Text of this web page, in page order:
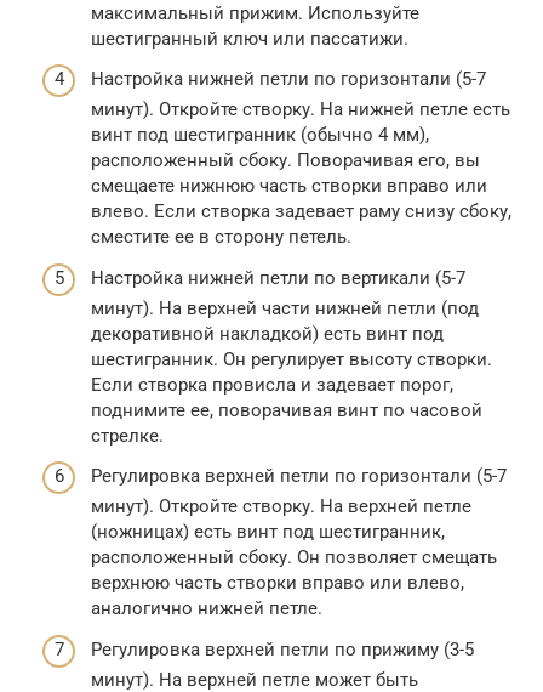
максимальный прижим. Используйте
шестигранный ключ или пассатижи.
Настройка нижней петли по горизонтали (5-7
минут). Откройте створку. На нижней петле есть
винт под шестигранник (обычно 4 мм),
расположенный сбоку. Поворачивая его, вы
смещаете нижнюю часть створки вправо или
влево. Если створка задевает раму снизу сбоку,
сместите ее в сторону петель.
Настройка нижней петли по вертикали (5-7
минут). На верхней части нижней петли (под
декоративной накладкой) есть винт под
шестигранник. Он регулирует высоту створки.
Если створка провисла и задевает порог,
поднимите ее, поворачивая винт по часовой
стрелке.
Регулировка верхней петли по горизонтали (5-7
минут). Откройте створку. На верхней петле
(ножницах) есть винт под шестигранник,
расположенный сбоку. Он позволяет смещать
верхнюю часть створки вправо или влево,
аналогично нижней петле.
Регулировка верхней петли по прижиму (3-5
минут). На верхней петле может быть